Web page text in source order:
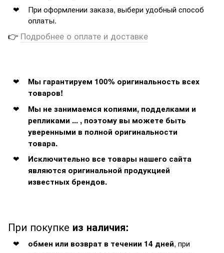
При оформлении заказа, выбери удобный способ
оплаты.
👉 Подробнее о оплате и доставке
Мы гарантируем 100% оригинальность всех
товаров!
Мы не занимаемся копиями, подделками и
репликами ... , поэтому вы можете быть
уверенными в полной оригинальности
товара.
Исключительно все товары нашего сайта
являются оригинальной продукцией
известных брендов.
При покупке из наличия:
обмен или возврат в течении 14 дней, при